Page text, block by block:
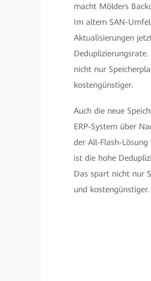
macht Mölders
Im altem SAN-
Aktualisierungen
nicht nur
kostengünstiger.
Auch die neue
ERP-System über
der All-Flash-
ist die hohe
Das spart nicht nur
und kostengünstiger.